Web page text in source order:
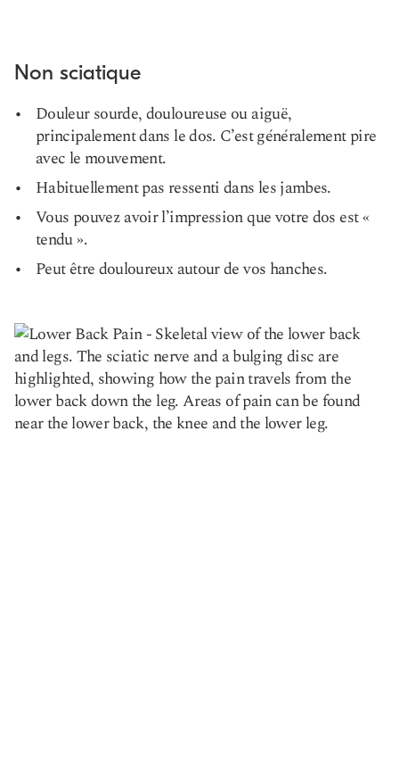
Non sciatique
Douleur sourde, douloureuse ou aiguë,
principalement dans le dos. C’est généralement pire
avec le mouvement.
Habituellement pas ressenti dans les jambes.
Vous pouvez avoir l’impression que votre dos est «
tendu ».
Peut être douloureux autour de vos hanches.